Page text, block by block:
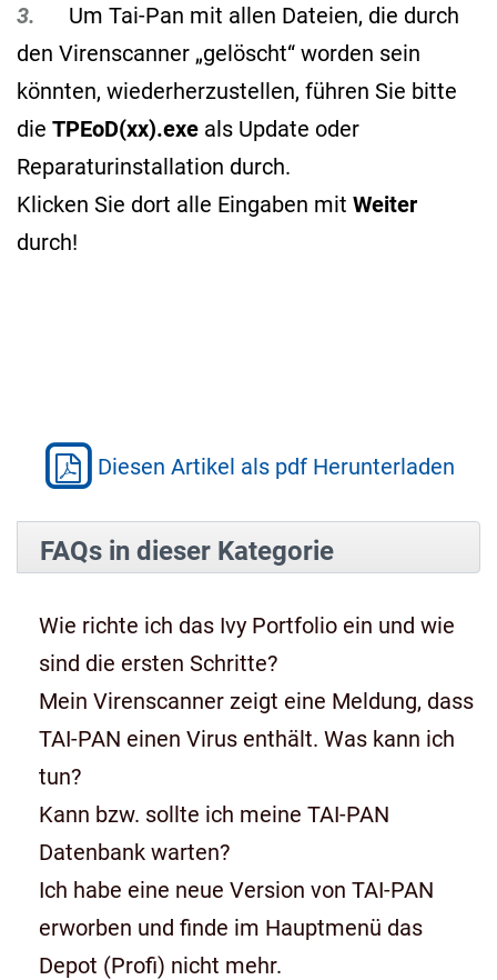
3. Um Tai-Pan mit allen Dateien, die durch
den Virenscanner „gelöscht“ worden sein
könnten, wiederherzustellen, führen Sie bitte
die TPEoD(xx).exe als Update oder
Reparaturinstallation durch.
Klicken Sie dort alle Eingaben mit Weiter
durch!
Diesen Artikel als pdf Herunterladen
FAQs in dieser Kategorie
Wie richte ich das Ivy Portfolio ein und wie
sind die ersten Schritte?
Mein Virenscanner zeigt eine Meldung, dass
TAI-PAN einen Virus enthält. Was kann ich
tun?
Kann bzw. sollte ich meine TAI-PAN
Datenbank warten?
Ich habe eine neue Version von TAI-PAN
erworben und finde im Hauptmenü das
Depot (Profi) nicht mehr.